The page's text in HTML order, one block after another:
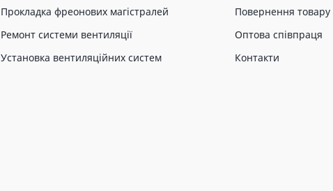
Прокладка фреонових магістралей
Ремонт системи вентиляції
Установка вентиляційних систем
Повернення товару
Оптова співпраця
Контакти